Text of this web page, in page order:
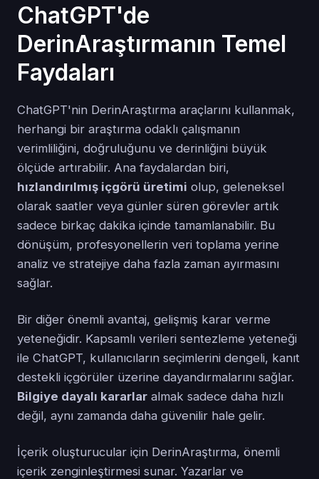
ChatGPT'de
DerinAraştırmanın Temel
Faydaları
ChatGPT'nin DerinAraştırma araçlarını kullanmak,
herhangi bir araştırma odaklı çalışmanın
verimliliğini, doğruluğunu ve derinliğini büyük
ölçüde artırabilir. Ana faydalardan biri,
hızlandırılmış içgörü üretimi olup, geleneksel
olarak saatler veya günler süren görevler artık
sadece birkaç dakika içinde tamamlanabilir. Bu
dönüşüm, profesyonellerin veri toplama yerine
analiz ve stratejiye daha fazla zaman ayırmasını
sağlar.
Bir diğer önemli avantaj, gelişmiş karar verme
yeteneğidir. Kapsamlı verileri sentezleme yeteneği
ile ChatGPT, kullanıcıların seçimlerini dengeli, kanıt
destekli içgörüler üzerine dayandırmalarını sağlar.
Bilgiye dayalı kararlar almak sadece daha hızlı
değil, aynı zamanda daha güvenilir hale gelir.
İçerik oluşturucular için DerinAraştırma, önemli
içerik zenginleştirmesi sunar. Yazarlar ve